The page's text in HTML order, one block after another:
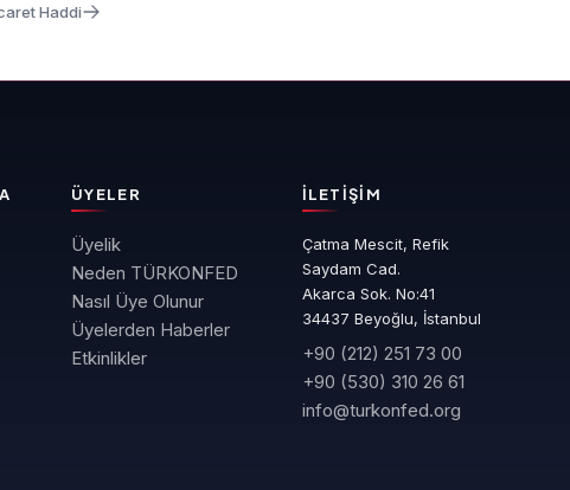
Haddi
ÜYELER
Üyelik
Neden TÜRKONFED
Nasıl Üye Olunur
Üyelerden Haberler
Etkinlikler
İLETIŞIM
Çatma Mescit, Refik
Saydam Cad.
Akarca Sok. No:41
34437 Beyoğlu, İstanbul
+90 (212) 251 73 00
+90 (530) 310 26 61
info@turkonfed.org